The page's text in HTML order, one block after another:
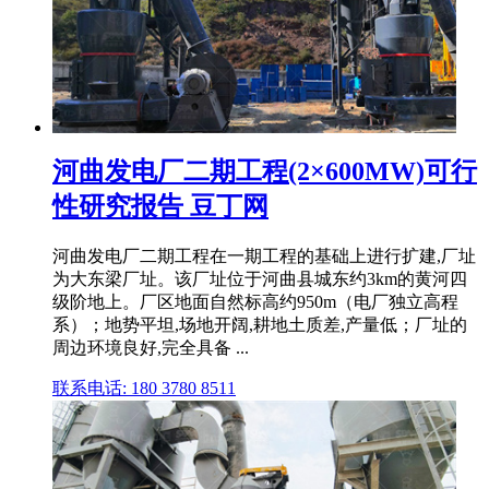
河曲发电厂二期工程(2×600MW)可行
性研究报告 豆丁网
河曲发电厂二期工程在一期工程的基础上进行扩建,厂址
为大东梁厂址。该厂址位于河曲县城东约3km的黄河四
级阶地上。厂区地面自然标高约950m（电厂独立高程
系）；地势平坦,场地开阔,耕地土质差,产量低；厂址的
周边环境良好,完全具备 ...
联系电话: 180 3780 8511